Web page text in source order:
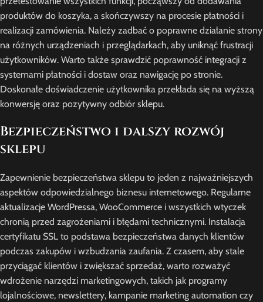
produktów do koszyka, a skończywszy na procesie płatności i
realizacji zamówienia. Należy zadbać o poprawne działanie strony
na różnych urządzeniach i przeglądarkach, aby uniknąć frustracji
użytkowników. Warto także sprawdzić poprawność integracji z
systemami płatności i dostaw oraz nawigację po stronie.
Doskonałe doświadczenie użytkownika przekłada się na wyższą
konwersję oraz pozytywny odbiór sklepu.
Bezpieczeństwo i dalszy rozwój
sklepu
Zapewnienie bezpieczeństwa sklepu to jeden z najważniejszych
aspektów odpowiedzialnego biznesu internetowego. Regularne
aktualizacje WordPressa, WooCommerce i wszystkich wtyczek
chronią przed zagrożeniami i błędami technicznymi. Instalacja
certyfikatu SSL to podstawa bezpieczeństwa danych klientów
podczas zakupów i wzbudzania zaufania. Z czasem, aby stale
przyciągać klientów i zwiększać sprzedaż, warto rozważyć
wdrożenie narzędzi marketingowych, takich jak programy
lojalnościowe, newslettery, kampanie marketing automation czy